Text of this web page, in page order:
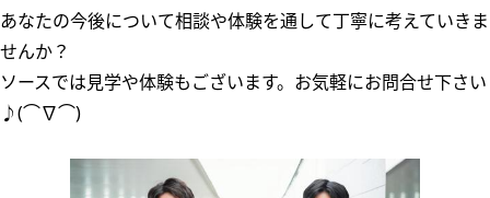
あなたの今後について相談や体験を通して丁寧に考えていきま
せんか？
ソースでは見学や体験もございます。お気軽にお問合せ下さい
♪(⌒∇⌒)